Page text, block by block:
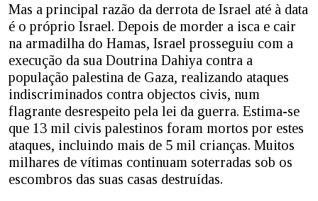
Mas a principal razão da derrota de Israel até à data
é o próprio Israel. Depois de morder a isca e cair
na armadilha do Hamas, Israel prosseguiu com a
execução da sua Doutrina Dahiya contra a
população palestina de Gaza, realizando ataques
indiscriminados contra objectos civis, num
flagrante desrespeito pela lei da guerra. Estima-se
que 13 mil civis palestinos foram mortos por estes
ataques, incluindo mais de 5 mil crianças. Muitos
milhares de vítimas continuam soterradas sob os
escombros das suas casas destruídas.